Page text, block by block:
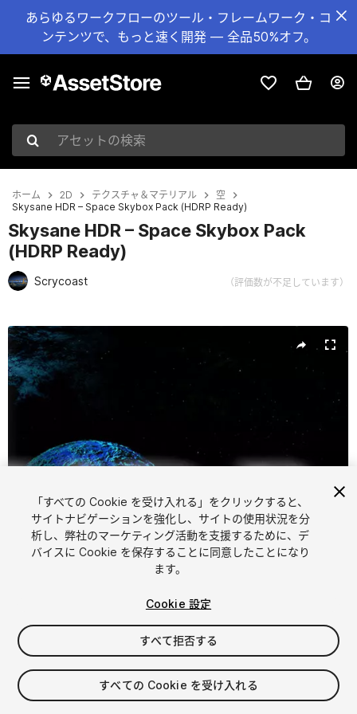
あらゆるワークフローのツール・フレームワーク・コ
ンテンツで、もっと速く開発 — 全品50%オフ。
アセットの検索
ホーム 2D テクスチャ＆マテリアル
空
Skysane HDR – Space Skybox Pack (HDRP Ready)
Skysane HDR – Space Skybox Pack
(HDRP Ready)
Scrycoast （評価数が不足しています）
現在のスライド：1 / 4
1
$8.50
「すべての Cookie を受け入れる」をクリックすると、
サイトナビゲーションを強化し、サイトの使用状況を分
析し、弊社のマーケティング活動を支援するために、デ
バイスに Cookie を保存することに同意したことになり
ます。
Cookie 設定
すべて拒否する
すべての Cookie を受け入れる